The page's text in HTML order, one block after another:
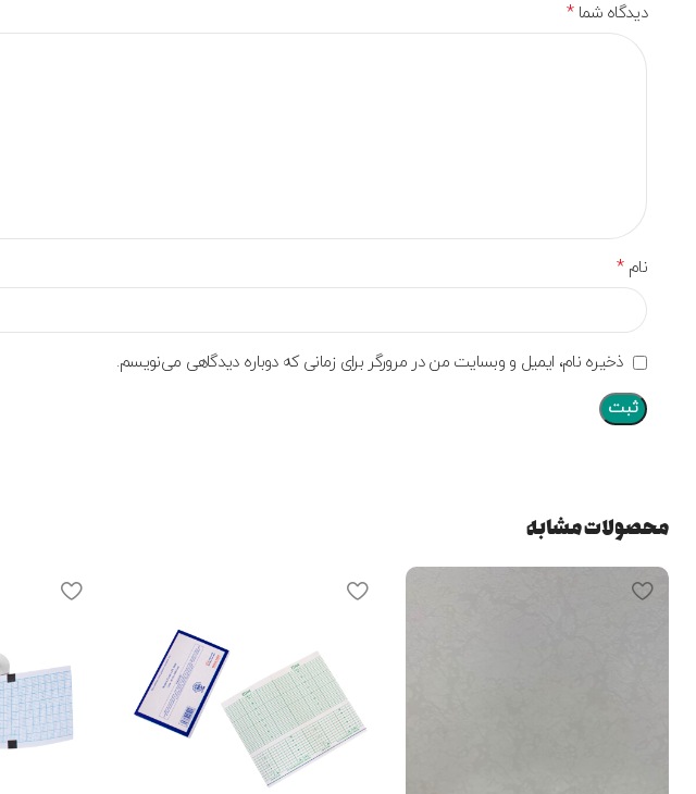
دیدگاه شما*
نام*
ذخیره نام، ایمیل و وبسایت من در مرورگر برای زمانی که دوباره دیدگاهی می‌نویسم.
محصولات مشابه